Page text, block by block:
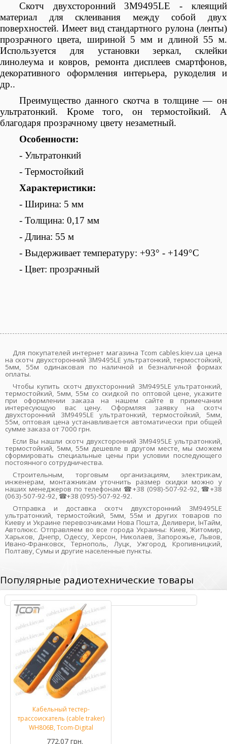
Скотч двухсторонний 3M9495LE- клеящий
материал для склеивания между собой двух
поверхностей. Имеет вид стандартного рулона (ленты)
прозрачного цвета, шириной 5 мм и длиной 55 м.
Используется для установки зеркал, склейки
линолеума и ковров, ремонта дисплеев смартфонов,
декоративного оформления интерьера, рукоделия и
др..
Преимущество данного скотча в толщине — он
ультратонкий. Кроме того, он термостойкий. А
благодаря прозрачному цвету незаметный.
Особенности:
- Ультратонкий
- Термостойкий
Характеристики:
- Ширина: 5 мм
- Толщина: 0,17 мм
- Длина: 55 м
- Выдерживает температуру: +93° - +149°С
- Цвет: прозрачный
Для покупателей интернет магазина Tcom cables.kiev.ua цена
на скотч двухсторонний 3M9495LE ультратонкий, термостойкий,
5мм, 55м одинаковая по наличной и безналичной формах
оплаты.
Чтобы купить скотч двухсторонний 3M9495LE ультратонкий,
термостойкий, 5мм, 55м со скидкой по оптовой цене, укажите
при оформлении заказа на нашем сайте в примечании
интересующую вас цену. Оформляя заявку на скотч
двухсторонний 3M9495LE ультратонкий, термостойкий, 5мм,
55м, оптовая цена устанавливается автоматически при общей
сумме заказа от 7000 грн.
Если Вы нашли скотч двухсторонний 3M9495LE ультратонкий,
термостойкий, 5мм, 55м дешевле в другом месте, мы сможем
сформировать специальные цены при условии последующего
постоянного сотрудничества.
Строительным, торговым организациям, электрикам,
инженерам, монтажникам уточнить размер скидки можно у
наших менеджеров по телефонам ☎+38 (098)-507-92-92, ☎+38
(063)-507-92-92, ☎+38 (095)-507-92-92.
Отправка и доставка скотч двухсторонний 3M9495LE
ультратонкий, термостойкий, 5мм, 55м и других товаров по
Киеву и Украине перевозчиками Нова Пошта, Деливери, ІнТайм,
Автолюкс. Отправляем во все города Украины: Киев, Житомир,
Харьков, Днепр, Одессу, Херсон, Николаев, Запорожье, Львов,
Ивано-Франковск, Тернополь, Луцк, Ужгород, Кропивницкий,
Полтаву, Сумы и другие населенные пункты.
Популярные радиотехнические товары
Кабельный тестер-
трассоискатель (cable traker)
WH806B, Tcom-Digital
772.07 грн.